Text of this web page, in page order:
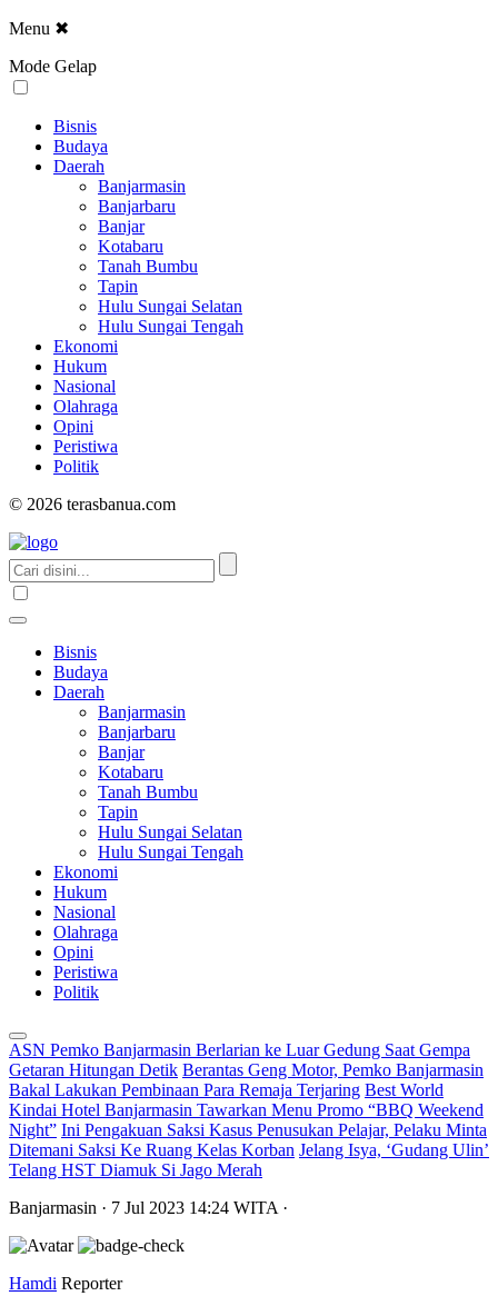
Menu ✖
Mode Gelap
Bisnis
Budaya
Daerah
Banjarmasin
Banjarbaru
Banjar
Kotabaru
Tanah Bumbu
Tapin
Hulu Sungai Selatan
Hulu Sungai Tengah
Ekonomi
Hukum
Nasional
Olahraga
Opini
Peristiwa
Politik
© 2026 terasbanua.com
Bisnis
Budaya
Daerah
Banjarmasin
Banjarbaru
Banjar
Kotabaru
Tanah Bumbu
Tapin
Hulu Sungai Selatan
Hulu Sungai Tengah
Ekonomi
Hukum
Nasional
Olahraga
Opini
Peristiwa
Politik
ASN Pemko Banjarmasin Berlarian ke Luar Gedung Saat Gempa
Getaran Hitungan Detik Berantas Geng Motor, Pemko Banjarmasin
Bakal Lakukan Pembinaan Para Remaja Terjaring Best World
Kindai Hotel Banjarmasin Tawarkan Menu Promo “BBQ Weekend
Night” Ini Pengakuan Saksi Kasus Penusukan Pelajar, Pelaku Minta
Ditemani Saksi Ke Ruang Kelas Korban Jelang Isya, ‘Gudang Ulin’
Telang HST Diamuk Si Jago Merah
Banjarmasin · 7 Jul 2023 14:24 WITA ·
Hamdi Reporter